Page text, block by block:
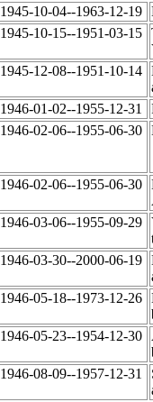
1945-10-04--1963-12-19
1945-10-15--1951-03-15
1945-12-08--1951-10-14
1946-01-02--1955-12-31
1946-02-06--1955-06-30
1946-02-06--1955-06-30
1946-03-06--1955-09-29
1946-03-30--2000-06-19
1946-05-18--1973-12-26
1946-05-23--1954-12-30
1946-08-09--1957-12-31